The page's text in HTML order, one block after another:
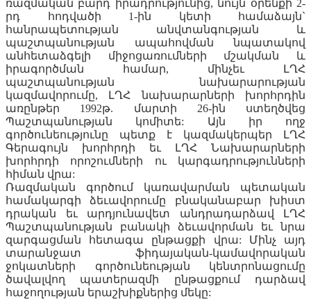
ռազմական բարդ իրադրությունից, նույն օրենքի 2-
րդ հոդվածի 1-ին կետի համաձայն`
հանրապետության անվտանգության և
պաշտպանության ապահովման նպատակով
անհետաձգելի միջոցառումների մշակման և
իրագործման համար, մինչեւ ԼՂՀ
պաշտպանության նախարարության
կազմավորումը, ԼՂՀ նախարարների խորհրդին
առընթեր 1992թ. մարտի 26-ին ստեղծվեց
Պաշտպանության կոմիտե: Այն իր ողջ
գործունեությունը պետք է կազմակերպեր ԼՂՀ
Գերագույն խորհրդի եւ ԼՂՀ Նախարարների
խորհրդի որոշումների ու կարգադրությունների
հիման վրա:
Ռազմական գործում կառավարման պետական
համակարգի ձեւավորումը բնականաբար խիստ
դրական եւ արդյունավետ անդրադարձավ ԼՂՀ
Պաշտպանության բանակի ձեւավորման եւ նրա
զարգացման հետագա ընթացքի վրա: Մինչ այդ
տարանջատ ֆիդայական-կամավորական
ջոկատների գործունեության կենտրոնացումը
ծավալվող պատերազմի ընթացքում դարձավ
հաջողության երաշխիքներից մեկը: